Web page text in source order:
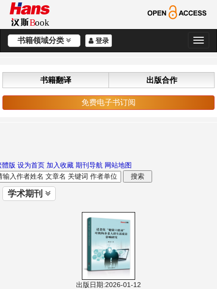
书籍领域分类 登录
切
换
航
书籍翻译 出版合作
免费电子书订阅
體版 设为首页 加入收藏 期刊导航 网站地图
学术期刊
出版日期:2026-01-12